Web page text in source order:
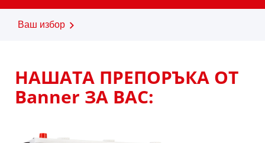
Ваш избор
НАШАТА ПРЕПОРЪКА ОТ
Banner ЗА ВАС: